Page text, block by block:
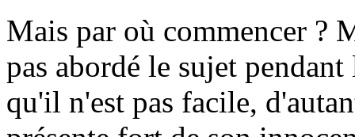
Mais par où commencer ?
pas abordé le sujet
qu'il n'est pas facile,